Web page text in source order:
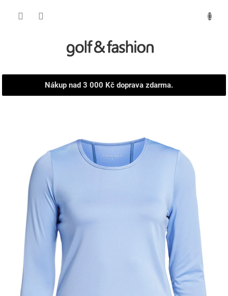
NÁKUPNÍ
Nákup nad 3 000 Kč doprava zdarma.